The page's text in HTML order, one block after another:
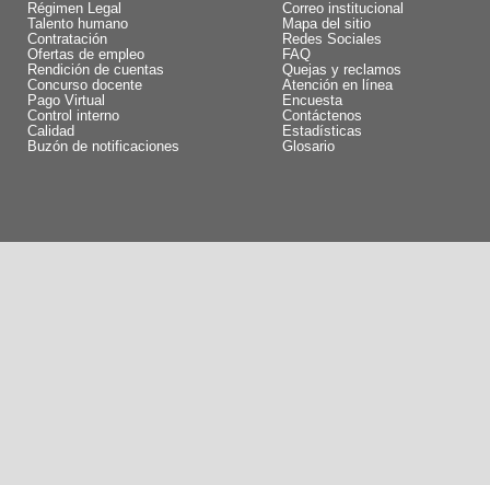
Régimen Legal
Talento humano
Contratación
Ofertas de empleo
Rendición de cuentas
Concurso docente
Pago Virtual
Control interno
Calidad
Buzón de notificaciones
Correo institucional
Mapa del sitio
Redes Sociales
FAQ
Quejas y reclamos
Atención en línea
Encuesta
Contáctenos
Estadísticas
Glosario